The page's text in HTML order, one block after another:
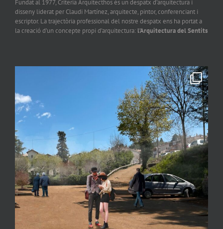
Fundat al 1977, Criteria Arquitecthos és un despatx d’arquitectura i
disseny liderat per Claudi Martínez, arquitecte, pintor, conferenciant i
escriptor. La trajectòria professional del nostre despatx ens ha portat a
la creació d’un concepte propi d’arquitectura: l’Arquitectura del Sentits